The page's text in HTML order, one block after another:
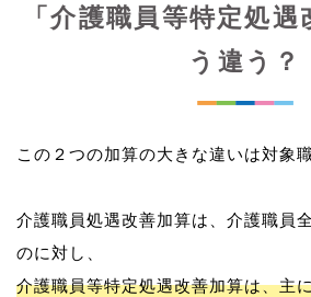
「介護職員等特定処
う違う？
この２つの加算の大きな違いは対象
介護職員処遇改善加算は、介護職員
介護職員等特定処遇改善加算は、主